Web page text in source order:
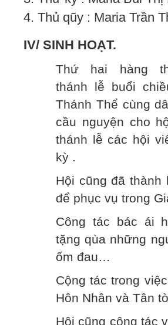
4. Thủ qũy : Maria Trần
IV/ SINH HOẠT.
Thứ hai hàng
thánh lễ buổi
Thánh Thể cùng
cầu nguyện cho
thánh lễ các hội
kỳ .
Hội cũng đã thành
để phục vụ trong
Công tác bác ái
tặng qùa những
ốm đau…
Cộng tác trong
Hôn Nhân và Tân
Hội cũng cộng tác